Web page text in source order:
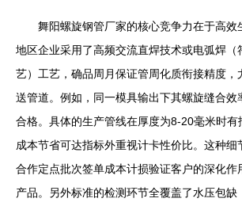
舞阳螺旋钢管厂家的核心竞争力在于高效
地区企业采用了高频交流直焊技术或电弧焊（
艺）工艺，确品周月保证管周化质衔接精度，
送管道。例如，同一模具输出下其螺旋缝合效
合格。具体的生产管线在厚度为8-20毫米时
成本节省可达指标外重视计卡性价比。这种细
合作定点批次签单成本计损验证客户的深化作
产品。另外标准的检测环节全覆盖了水压包缺